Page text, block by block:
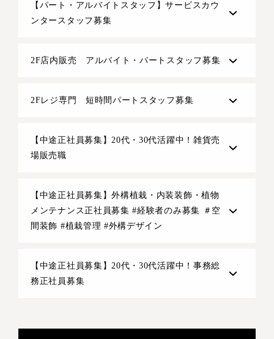
【パート・アルバイトスタッフ】サービスカウ
ンタースタッフ募集
2F店内販売 アルバイト・パートスタッフ募集
2Fレジ専門 短時間パートスタッフ募集
【中途正社員募集】20代・30代活躍中！雑貨売
場販売職
【中途正社員募集】外構植栽・内装装飾・植物
メンテナンス正社員募集 #経験者のみ募集 ＃空
間装飾 #植栽管理 #外構デザイン
【中途正社員募集】20代・30代活躍中！事務総
務正社員募集